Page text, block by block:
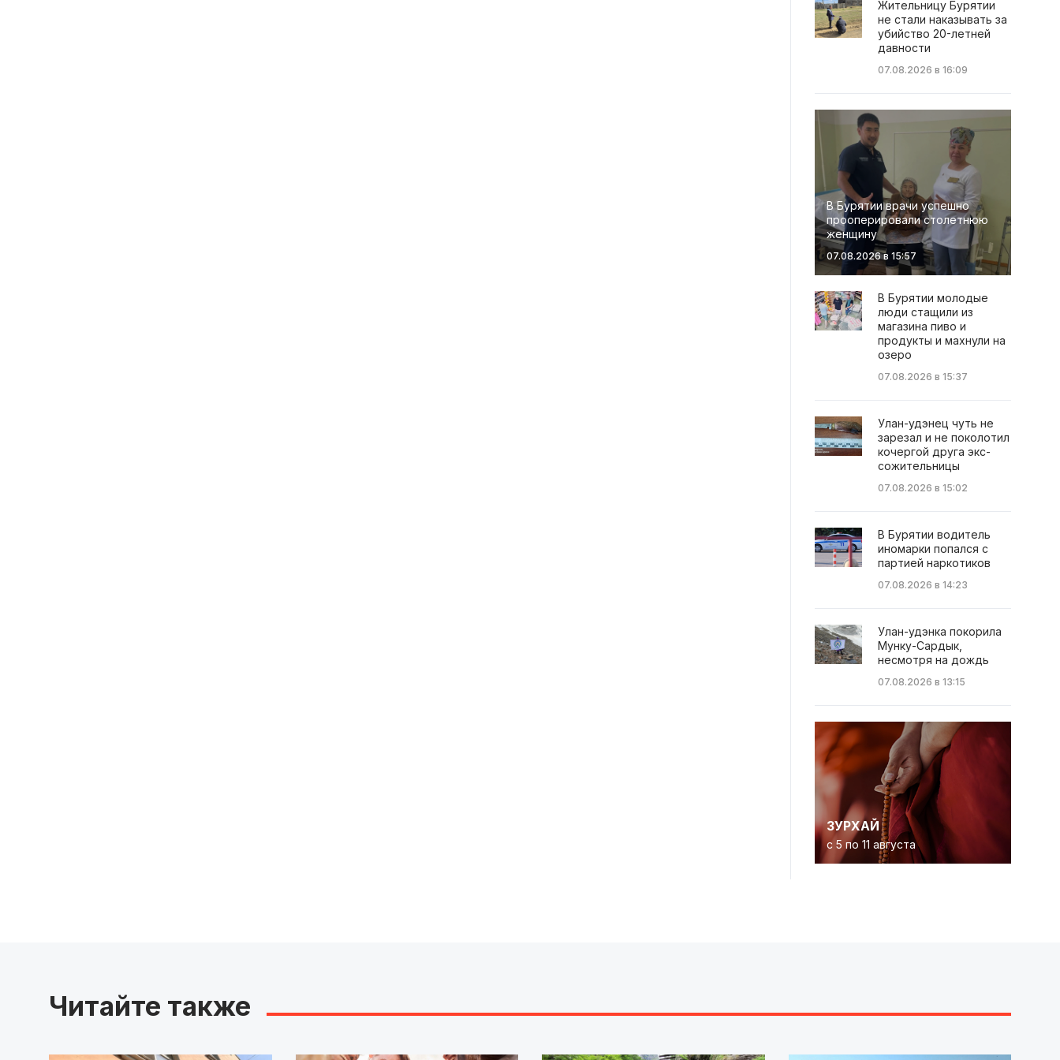
Жительницу Бурятии
не стали наказывать за
убийство 20-летней
давности
07.08.2026 в 16:09
В Бурятии врачи успешно
прооперировали столетнюю
женщину
07.08.2026 в 15:57
В Бурятии молодые
люди стащили из
магазина пиво и
продукты и махнули на
озеро
07.08.2026 в 15:37
Улан-удэнец чуть не
зарезал и не поколотил
кочергой друга экс-
сожительницы
07.08.2026 в 15:02
В Бурятии водитель
иномарки попался с
партией наркотиков
07.08.2026 в 14:23
Улан-удэнка покорила
Мунку-Сардык,
несмотря на дождь
07.08.2026 в 13:15
ЗУРХАЙ
с 5 по 11 августа
Читайте также